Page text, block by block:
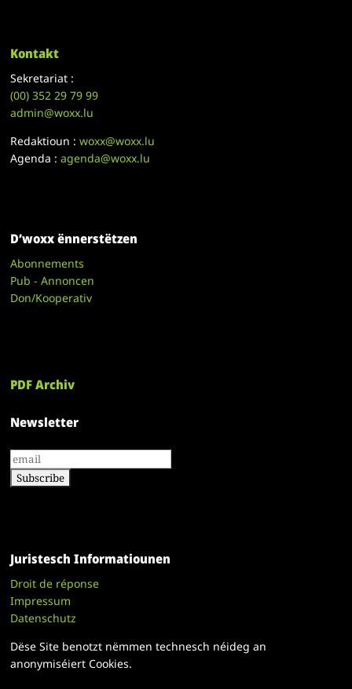
Kontakt
Sekretariat :
(00)352 29 79 99
admin@woxx.lu
Redaktioun :woxx@woxx.lu
Agenda :agenda@woxx.lu
D’woxx ënnerstëtzen
Abonnements
Pub - Annoncen
Don/Kooperativ
PDF Archiv
Newsletter
Juristesch Informatiounen
Droit de réponse
Impressum
Datenschutz
Dëse Site benotzt nëmmen technesch néideg an
anonymiséiert Cookies.